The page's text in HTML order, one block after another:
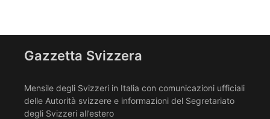
Gazzetta Svizzera
Mensile degli Svizzeri in Italia con comunicazioni ufficiali
delle Autorità svizzere e informazioni del Segretariato
degli Svizzeri all’estero